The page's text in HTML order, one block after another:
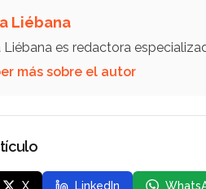
Liébana
Liébana es redactora
más sobre el autor
X LinkedIn